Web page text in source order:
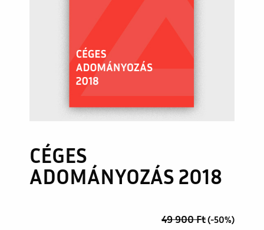
CÉGES
ADOMÁNYOZÁS 2018
49 900Ft(-50%)